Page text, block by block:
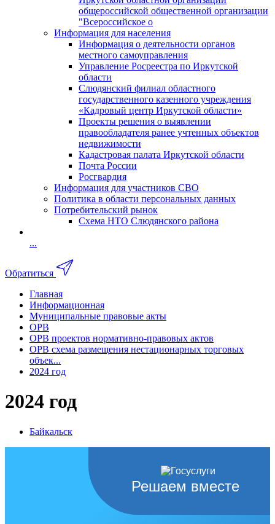
общероссийской общественной организации
"Всероссийское о
Информация для населения
Информация о деятельности органов
местного самоуправления
Управление Росреестра по Иркутской
области
Слюдянский филиал областного
государственного казенного учреждения
«Кадровый центр Иркутской области»
Проекты решения о выявлении
правообладателя ранее учтенных объектов
недвижимости
Кадастровая палата Иркутской области
Почта России
Росгвардия
Информация для участников СВО
Политика в области персональных данных
Потребительский рынок
Схема НТО Слюдянского района
...
Обратиться
Главная
Информационная
Муниципальные правовые акты
ОРВ
ОРВ проектов нормативно-правовых актов
ОРВ схема размещения нестационарных торговых
объек...
2024 год
2024 год
Байкальск
Решаем вместе